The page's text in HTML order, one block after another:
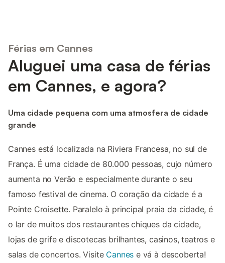
Férias em Cannes
Aluguei uma casa de férias
em Cannes, e agora?
Uma cidade pequena com uma atmosfera de cidade
grande
Cannes está localizada na Riviera Francesa, no sul de
França. É uma cidade de 80.000 pessoas, cujo número
aumenta no Verão e especialmente durante o seu
famoso festival de cinema. O coração da cidade é a
Pointe Croisette. Paralelo à principal praia da cidade, é
o lar de muitos dos restaurantes chiques da cidade,
lojas de grife e discotecas brilhantes, casinos, teatros e
salas de concertos. Visite Cannes e vá à descoberta!